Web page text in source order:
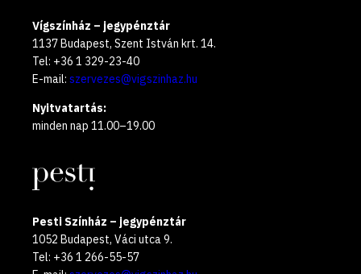
Vígszínház – jegypénztár
1137 Budapest, Szent István krt. 14.
Tel: +36 1 329-23-40
E-mail: szervezes@vigszinhaz.hu
Nyitvatartás:
minden nap 11.00–19.00
Pesti Színház – jegypénztár
1052 Budapest, Váci utca 9.
Tel: +36 1 266-55-57